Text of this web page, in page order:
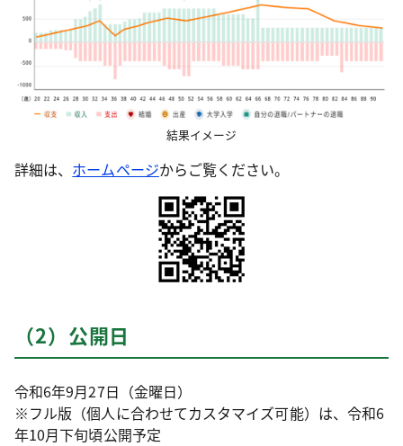
結果イメージ
詳細は、 ホームページからご覧ください。
（2）公開日
令和6年9月27日（金曜日）
※フル版（個人に合わせてカスタマイズ可能）は、令和6
年10月下旬頃公開予定